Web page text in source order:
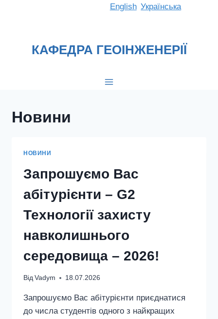
English Українська
КАФЕДРА ГЕОІНЖЕНЕРІЇ
Новини
НОВИНИ
Запрошуємо Вас
абітурієнти – G2
Технології захисту
навколишнього
середовища – 2026!
Від Vadym 18.07.2026
Запрошуємо Вас абітурієнти приєднатися
до числа студентів одного з найкращих